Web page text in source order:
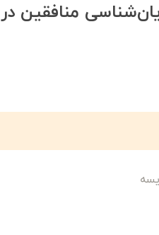
منافقین در